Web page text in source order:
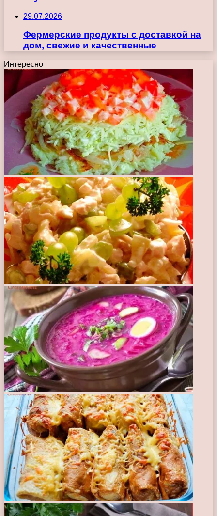
29.07.2026
Фермерские продукты с доставкой на
дом, свежие и качественные
Интересно